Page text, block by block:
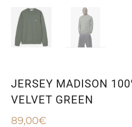
JERSEY MADISON
VELVET GREEN
89,00€